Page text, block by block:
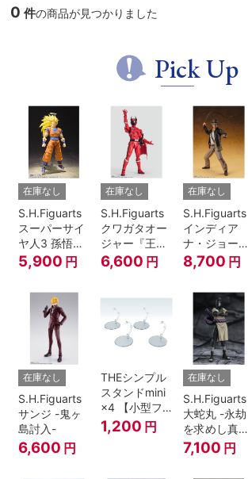
0 件の商品が見つかりました
Pick Up
在庫なし
S.H.Figuarts
スーパーサイ
ヤ人3 孫悟空
『ドラゴンボ
ールZ』
5,900 円
在庫なし
S.H.Figuarts
クワガタオー
ジャー『王様
戦隊キングオ
ージャー』
6,600 円
在庫なし
S.H.Figuarts
インディア
ナ・ジョーン
ズ（レイダー
ス/失われたア
櫃》）
8,700 円
在庫なし
S.H.Figuarts
サンジ -鬼ヶ
島討入-
6,600 円
THEシンプル
スタンドmini
×4 【小型フ
ィギュア＆デ
ィフォルメフ
1,200 円
在庫なし
S.H.Figuarts
大蛇丸 -永劫
を求めし真理
の探究者-
『NARUTO-
7,100 円